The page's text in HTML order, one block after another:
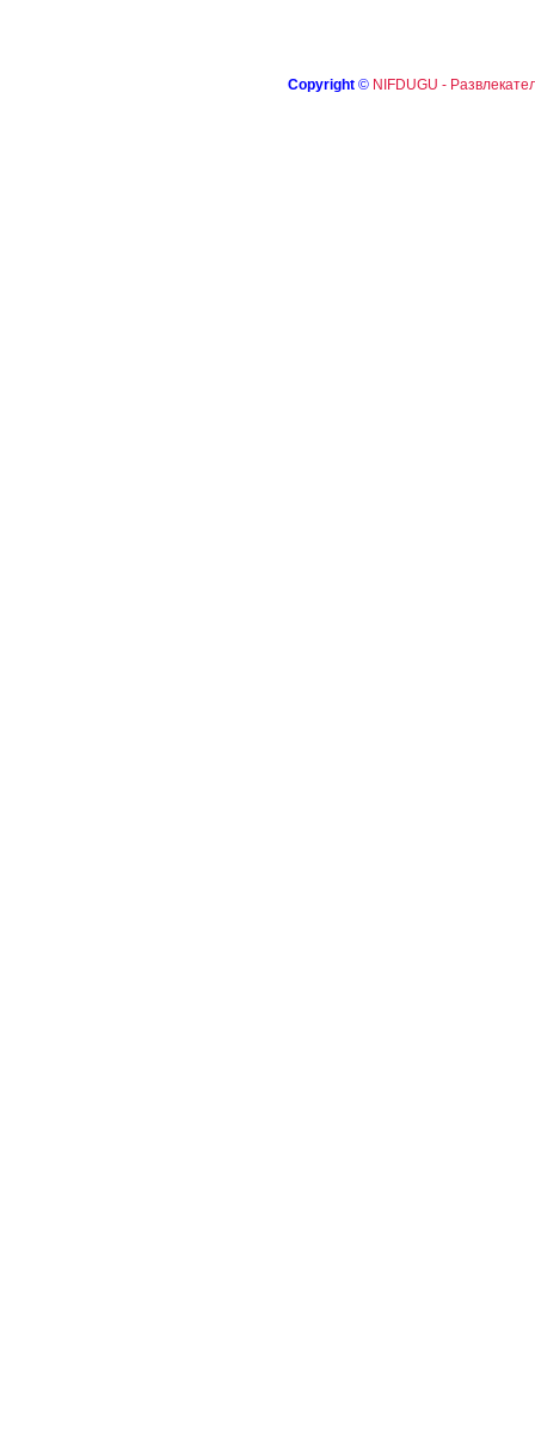
Copyright © NIFDUGU -